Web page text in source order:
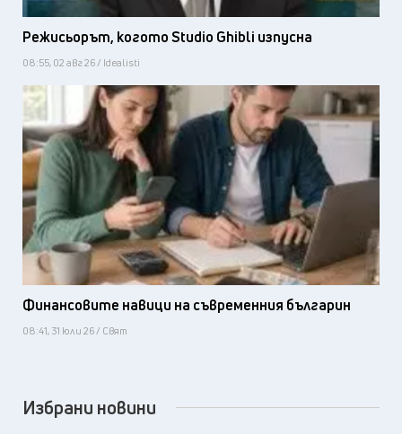
Режисьорът, когото Studio Ghibli изпусна
08:55, 02 авг 26 / Idealisti
Финансовите навици на съвременния българин
08:41, 31 юли 26 / Свят
Избрани новини